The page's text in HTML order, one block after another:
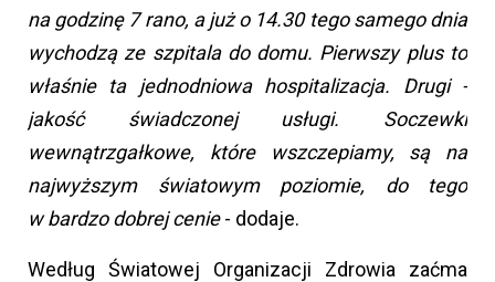
na godzinę 7 rano, a już o 14.30 tego samego dnia
wychodzą ze szpitala do domu. Pierwszy plus to
właśnie ta jednodniowa hospitalizacja. Drugi -
jakość świadczonej usługi. Soczewki
wewnątrzgałkowe, które wszczepiamy, są na
najwyższym światowym poziomie, do tego
w bardzo dobrej cenie- dodaje.
Według Światowej Organizacji Zdrowia zaćma